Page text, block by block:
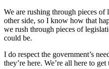
We are rushing through pieces
other side, so I know how that
we rush through pieces of
could be.
I do respect the government’s
they’re here. We’re all here to